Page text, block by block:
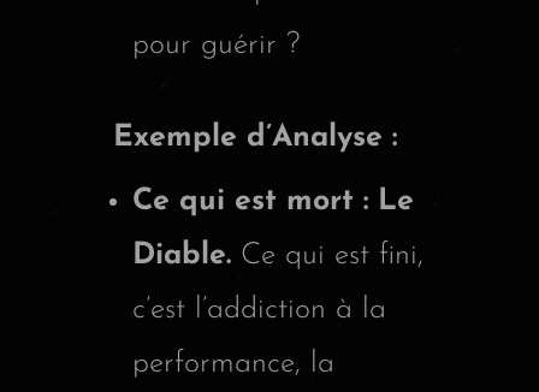
pour guérir ?
Exemple d’Analyse :
Ce qui est mort : Le
Diable. Ce qui est fini,
c’est l’addiction à la
performance, la